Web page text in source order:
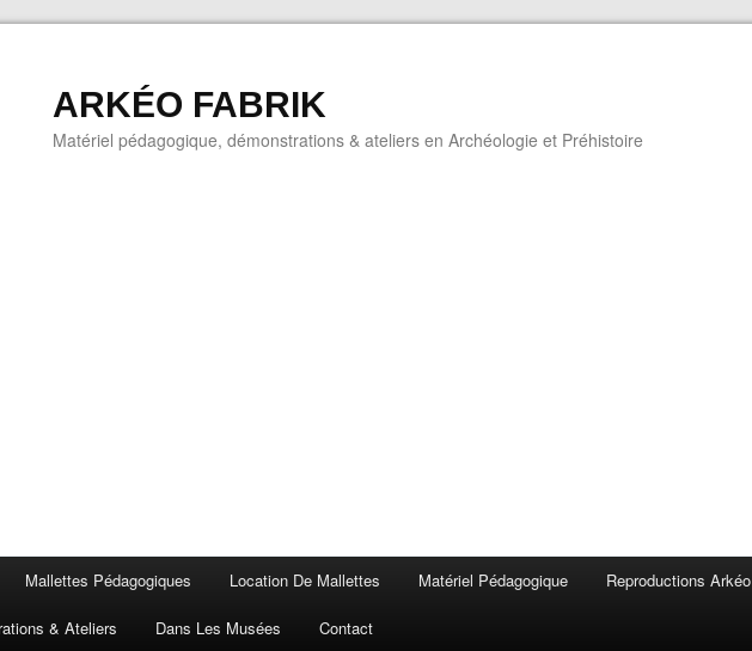
ARKÉO FABRIK
Matériel pédagogique, démonstrations & ateliers en Archéologie et Préhistoire
Mallettes Pédagogiques Location De Mallettes Matériel Pédagogique Reproductions Arkéo
& Ateliers Dans Les Musées Contact